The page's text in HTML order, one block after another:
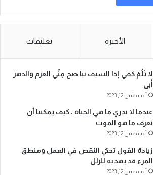
الأخيرة تعليقات
لا تَلُمْ كفي إذا السيف نبا صح مِنِّي العزم والدهر
أبى
أغسطس 12, 2023
عندما لا ندري ما هي الحياة ، كيف يمكننا أن
نعرف ما هو الموت
أغسطس 12, 2023
زيادة القول تحكي النقص في العمل ومنطق
المرء قد يهديه للزلل
أغسطس 12, 2023